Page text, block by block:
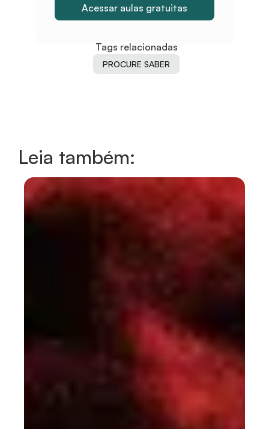
Tags relacionadas
PROCURE SABER
Leia também: